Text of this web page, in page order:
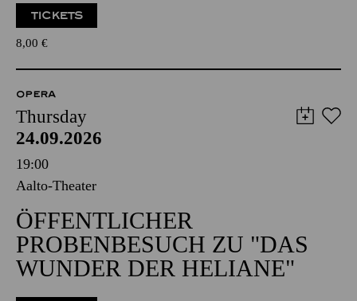
TICKETS
8,00 €
OPERA
Thursday
24.09.2026
19:00
Aalto-Theater
ÖFFENTLICHER
PROBENBESUCH ZU "DAS
WUNDER DER HELIANE"